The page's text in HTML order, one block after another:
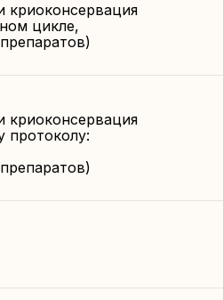
криоконсервация
цикле,
криоконсервация
протоколу: